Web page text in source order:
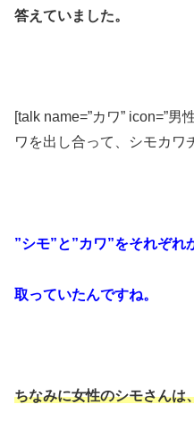
答えていました。
[talk name=”カワ” icon=”男
ワを出し合って、シモカワ
”シモ”と”カワ”をそれぞれ
取っていたんですね。
ちなみに女性のシモさんは